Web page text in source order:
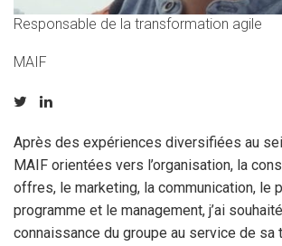
Responsable de la transformation agile
MAIF
Après des expériences diversifiées au
MAIF orientées vers l’organisation, la
offres, le marketing, la communication, le
programme et le management, j’ai
connaissance du groupe au service de sa